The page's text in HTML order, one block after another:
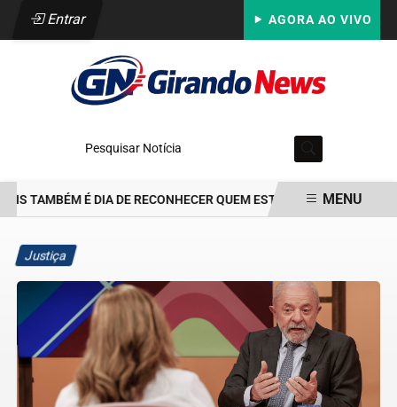
Entrar AGORA AO VIVO
Pesquisar Notícia
TAMBÉM É DIA DE RECONHECER QUEM ESTEVE PRESENTE:
MENU
Justiça